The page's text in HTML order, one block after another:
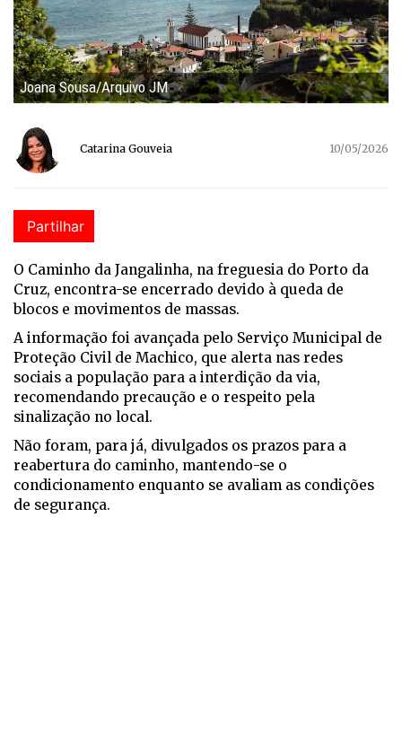
Joana Sousa/Arquivo JM
Catarina Gouveia 10/05/2026
Partilhar
O Caminho da Jangalinha, na freguesia do Porto da
Cruz, encontra-se encerrado devido à queda de
blocos e movimentos de massas.
A informação foi avançada pelo Serviço Municipal de
Proteção Civil de Machico, que alerta nas redes
sociais a população para a interdição da via,
recomendando precaução e o respeito pela
sinalização no local.
Não foram, para já, divulgados os prazos para a
reabertura do caminho, mantendo-se o
condicionamento enquanto se avaliam as condições
de segurança.